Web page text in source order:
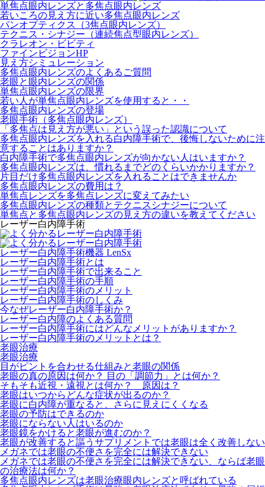
単焦点眼内レンズと多焦点眼内レンズ
若いころの見え方に近い多焦点眼内レンズ
パンオプティクス（3焦点眼内レンズ）
テクニス・シナジー（連続焦点型眼内レンズ）
クラレオン・ビビティ
ファインビジョンHP
見え方シミュレーション
多焦点眼内レンズのよくあるご質問
老眼と眼内レンズの関係
単焦点眼内レンズの限界
若い人が単焦点眼内レンズを使用すると・・
多焦点眼内レンズの登場
老眼手術（多焦点眼内レンズ）
「多焦点は見え方が悪い」という誤った認識について
多焦点眼内レンズを入れる白内障手術で、後悔しないために注
意することはありますか？
白内障手術で多焦点眼内レンズが向かない人はいますか？
多焦点眼内レンズは、慣れるまでどのくらいかかりますか？
片目だけ多焦点眼内レンズを入れることはできませんか
多焦点眼内レンズの費用は？
単焦点レンズを多焦点レンズに変えてみたい
多焦点眼内レンズの種類とテクニスシナジーについて
単焦点と多焦点眼内レンズの見え方の違いを教えてください
レーザー白内障手術
レーザー白内障手術機器 LenSx
レーザー白内障手術とは
レーザー白内障手術で出来ること
レーザー白内障手術の手順
レーザー白内障手術のメリット
レーザー白内障手術のしくみ
今なぜレーザー白内障手術か？
レーザー白内障のよくある質問
レーザー白内障手術にはどんなメリットがありますか？
レーザー白内障手術のメリットとは？
老眼治療
老眼治療
目がピントを合わせる仕組みと老眼の関係
老眼の真の原因は何か？ 目の「調節力」とは何か？
そもそも近視・遠視とは何か？ 原因は？
老眼はいつからどんな症状が出るのか？
老眼に白内障が重なると、さらに見えにくくなる
老眼の予防はできるのか
老眼にならない人はいるのか
老眼鏡をかけると老眼が進むのか？
老眼が改善すると謳うサプリメントでは老眼は全く改善しない
メガネでは老眼の不便さを完全には解決できない
メガネでは老眼の不便さを完全には解決できない、ならば老眼
の治療法は何か？
多焦点眼内レンズは老眼治療眼内レンズと呼ばれている